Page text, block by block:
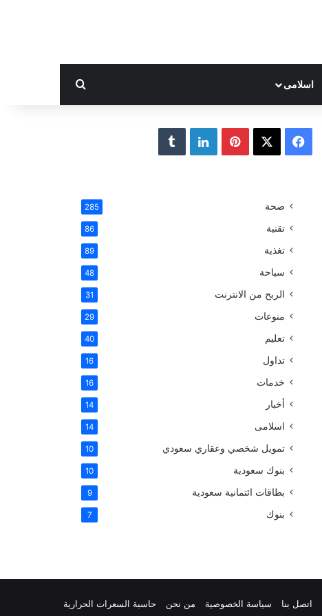
اسلامى
ب
و
ك
ب
ل
صحة 285
تقنية 86
تغذية 89
سياحة 48
الربح من الانترنت 31
منوعات 29
تعليم 40
تداول 16
خدمات 16
أخبار 14
اسلامى 14
تمويل شخصي وعقاري سعودي 10
بنوك سعودية 10
بطاقات ائتمانية سعودية 9
بنوك 7
اتصل بنا سياسة الخصوصية من نحن حاسبة السعرات الحرارية